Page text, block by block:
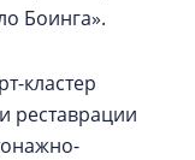
Боинга».
кластер
реставрации